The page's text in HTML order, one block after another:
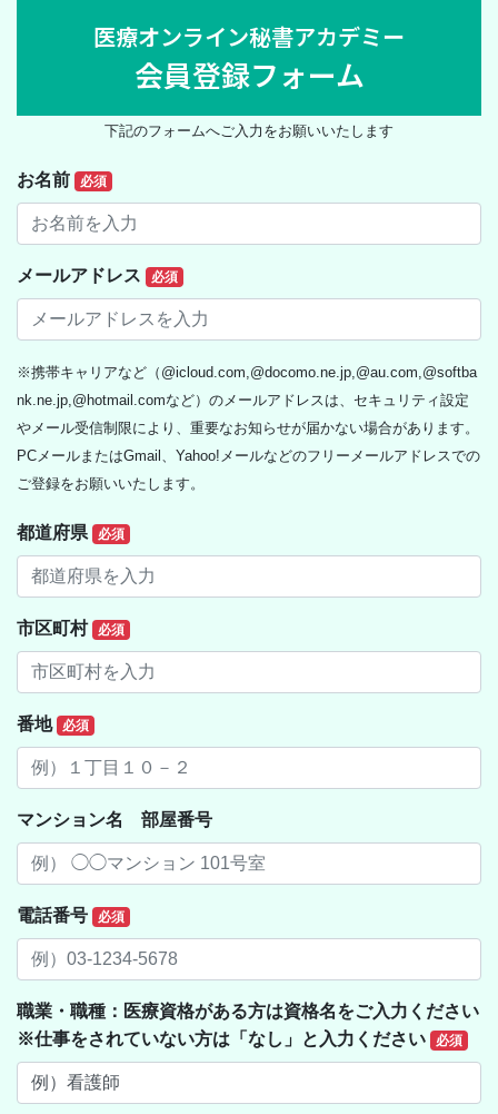
医療オンライン秘書アカデミー
会員登録フォーム
下記のフォームへご入力をお願いいたします
お名前 必須
メールアドレス 必須
※携帯キャリアなど（@icloud.com,@docomo.ne.jp,@au.com,@softba
nk.ne.jp,@hotmail.comなど）のメールアドレスは、セキュリティ設定
やメール受信制限により、重要なお知らせが届かない場合があります。
PCメールまたはGmail、Yahoo!メールなどのフリーメールアドレスでの
ご登録をお願いいたします。
都道府県 必須
市区町村 必須
番地 必須
マンション名 部屋番号
電話番号 必須
職業・職種：医療資格がある方は資格名をご入力ください
※仕事をされていない方は「なし」と入力ください
必須